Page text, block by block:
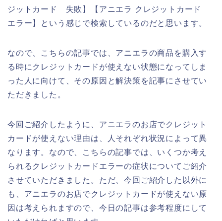
ジットカード 失敗】【アニエラ クレジットカード
エラー】という感じで検索しているのだと思います。
なので、こちらの記事では、アニエラの商品を購入す
る時にクレジットカードが使えない状態になってしま
った人に向けて、その原因と解決策を記事にさせてい
ただきました。
今回ご紹介したように、アニエラのお店でクレジット
カードが使えない理由は、人それぞれ状況によって異
なります。なので、こちらの記事では、いくつか考え
られるクレジットカードエラーの症状についてご紹介
させていただきました。ただ、今回ご紹介した以外に
も、アニエラのお店でクレジットカードが使えない原
因は考えられますので、今日の記事は参考程度にして